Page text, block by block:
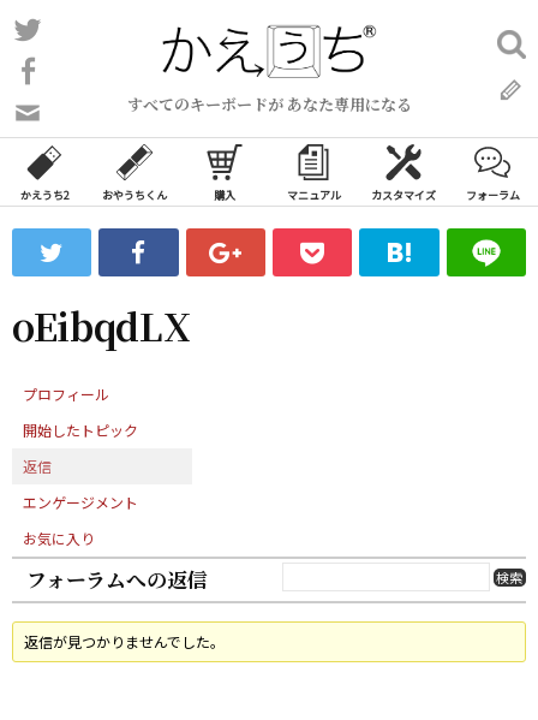
コ
ン
ン
ツ
ス
ッ
すべてのキーボードが あなた専用になる
い
合
わ
フ
ォ
ム
検
索:
かえうち2 おやうちくん 購入 マニュアル カスタマイズ フォーラム
oEibqdLX
プロフィール
開始したトピック
返信
エンゲージメント
お気に入り
フォーラムへの返信
返信が見つかりませんでした。